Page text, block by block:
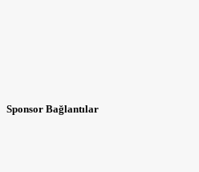
Sponsor Bağlantılar